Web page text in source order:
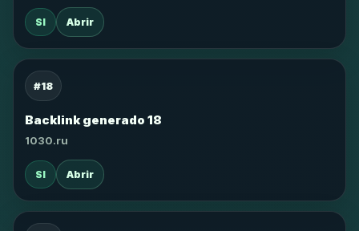
SI Abrir
#18
Backlink generado 18
1030.ru
SI Abrir